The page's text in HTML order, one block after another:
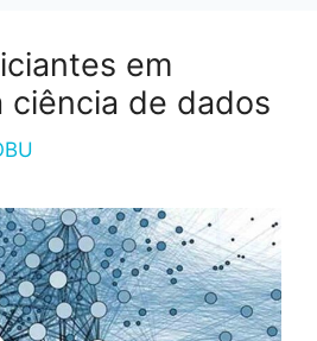
em
ciência de dados